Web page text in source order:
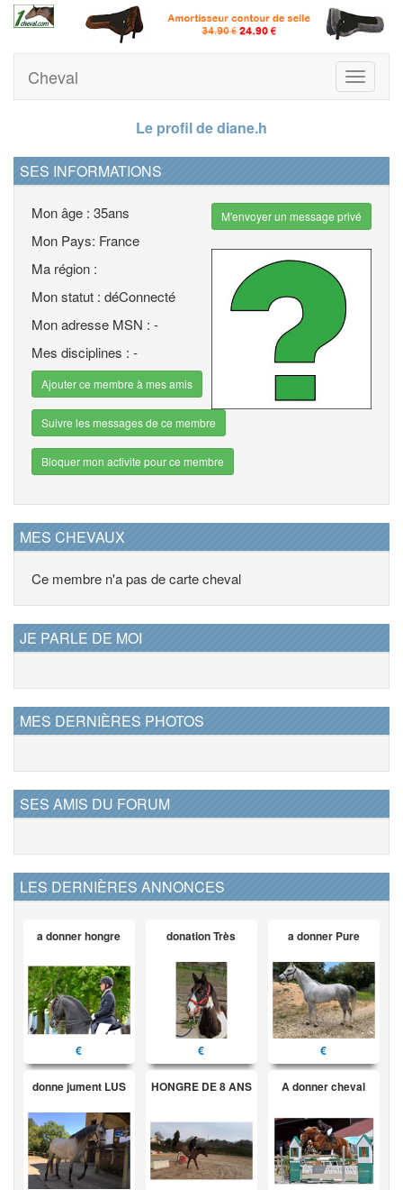
Toggle
Cheval
Le profil de diane.h
SES INFORMATIONS
Mon âge : 35ans
Mon Pays: France
Ma région :
Mon statut : déConnecté
Mon adresse MSN : -
Mes disciplines : -
Ajouter ce membre à mes amis
Suivre les messages de ce membre
Bloquer mon activite pour ce membre
M'envoyer un message privé
MES CHEVAUX
Ce membre n'a pas de carte cheval
JE PARLE DE MOI
MES DERNIÈRES PHOTOS
SES AMIS DU FORUM
LES DERNIÈRES ANNONCES
a donner hongre
€
donation Très
€
a donner Pure
€
donne jument LUS HONGRE DE 8 ANS A donner cheval